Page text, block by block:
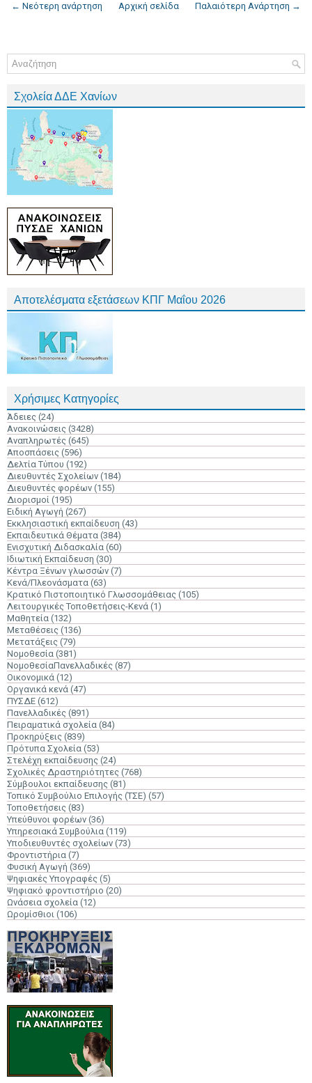
← Νεότερη ανάρτηση Παλαιότερη Ανάρτηση →
Αρχική σελίδα
Σχολεία ΔΔΕ Χανίων
Αποτελέσματα εξετάσεων ΚΠΓ Μαΐου 2026
Χρήσιμες Κατηγορίες
Άδειες (24)
Ανακοινώσεις (3428)
Αναπληρωτές (645)
Αποσπάσεις (596)
Δελτία Τύπου (192)
Διευθυντές Σχολείων (184)
Διευθυντές φορέων (155)
Διορισμοί (195)
Ειδική Αγωγή (267)
Εκκλησιαστική εκπαίδευση (43)
Εκπαιδευτικά Θέματα (384)
Ενισχυτική Διδασκαλία (60)
Ιδιωτική Εκπαίδευση (30)
Κέντρα Ξένων γλωσσών (7)
Κενά/Πλεονάσματα (63)
Κρατικό Πιστοποιητικό Γλωσσομάθειας (105)
Λειτουργικές Τοποθετήσεις-Κενά (1)
Μαθητεία (132)
Μεταθέσεις (136)
Μετατάξεις (79)
Νομοθεσία (381)
ΝομοθεσίαΠανελλαδικές (87)
Οικονομικά (12)
Οργανικά κενά (47)
ΠΥΣΔΕ (612)
Πανελλαδικές (891)
Πειραματικά σχολεία (84)
Προκηρύξεις (839)
Πρότυπα Σχολεία (53)
Στελέχη εκπαίδευσης (24)
Σχολικές Δραστηριότητες (768)
Σύμβουλοι εκπαίδευσης (81)
Τοπικό Συμβούλιο Επιλογής (ΤΣΕ) (57)
Τοποθετήσεις (83)
Υπεύθυνοι φορέων (36)
Υπηρεσιακά Συμβούλια (119)
Υποδιευθυντές σχολείων (73)
Φροντιστήρια (7)
Φυσική Αγωγή (369)
Ψηφιακές Υπογραφές (5)
Ψηφιακό φροντιστήριο (20)
Ωνάσεια σχολεία (12)
Ωρομίσθιοι (106)